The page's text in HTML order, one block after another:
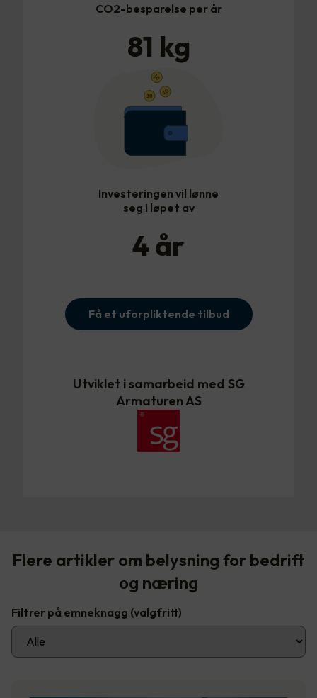
CO2-besparelse per år
81 kg
Investeringen vil lønne
seg i løpet av
4år
Få et uforpliktende tilbud
Utviklet i samarbeid med SG
Armaturen AS
Flere artikler om belysning for bedrift
og næring
Filtrer på emneknagg (valgfritt)